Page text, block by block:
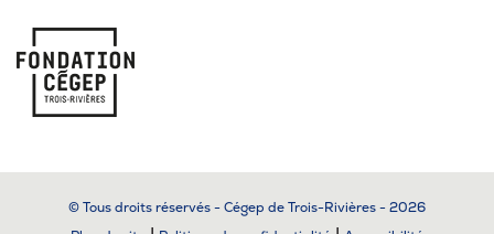
© Tous droits réservés - Cégep de Trois-Rivières - 2026